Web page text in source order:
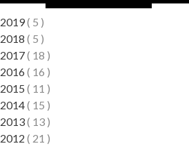
2019( 5 )
2018 ( 5 )
2017( 18 )
2016 ( 16 )
2015 ( 11 )
2014( 15 )
2013( 13 )
2012 ( 21 )